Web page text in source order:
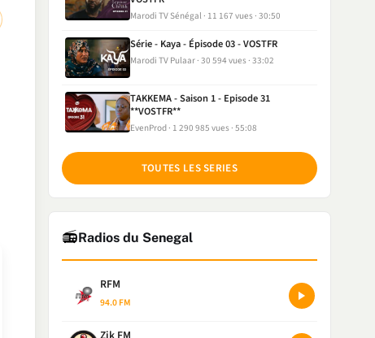
Marodi TV Sénégal 11 167 vues 30:50
Série - Kaya - Épisode 03 - VOSTFR
Marodi TV Pulaar 30 594 vues 33:02
TAKKEMA - Saison 1 - Episode 31
**VOSTFR**
EvenProd 1 290 985 vues 55:08
TOUTES LES SERIES
📻Radios du Senegal
RFM
94.0 FM